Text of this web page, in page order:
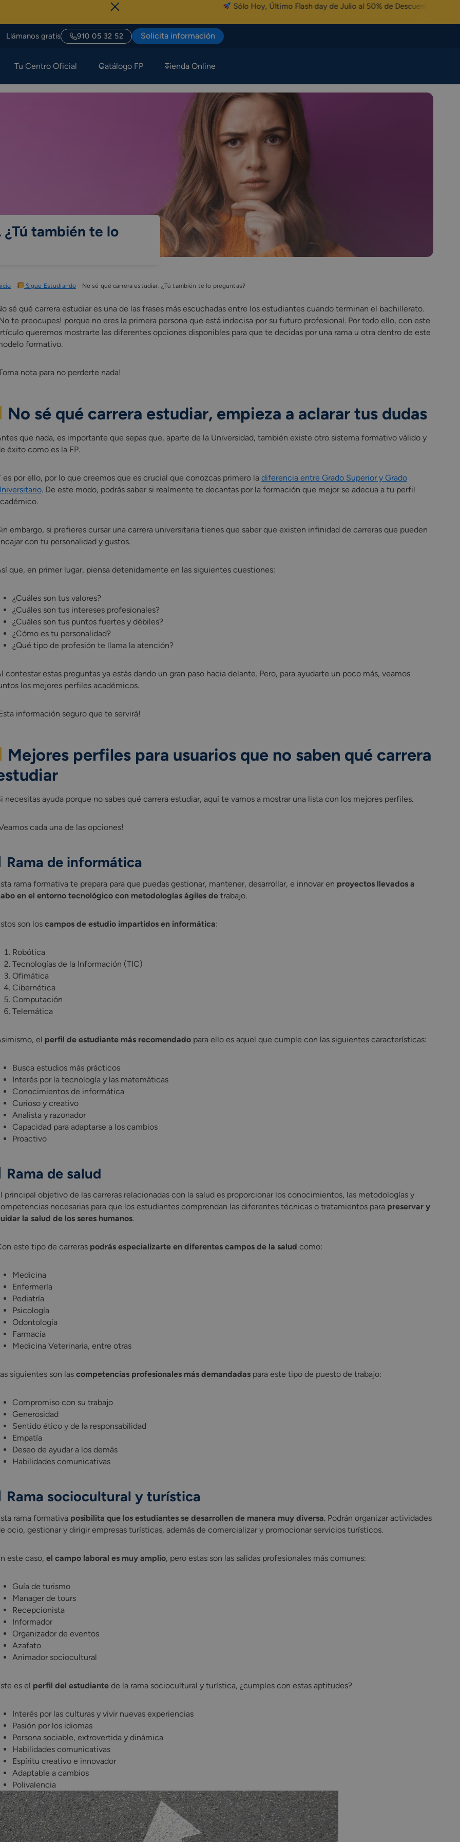
Sólo Hoy, Último Flash day de Julio al 50% de Descuento
Llámanos gratis 910 05 32 52 Solicita información
Tu Centro Oficial Catálogo FP Tienda Online
también te lo
- Sigue Estudiando - No sé qué carrera estudiar. ¿Tú también te lo preguntas?
sé qué carrera estudiar es una de las frases más escuchadas entre los estudiantes cuando terminan el bachillerato.
te preocupes! porque no eres la primera persona que está indecisa por su futuro profesional. Por todo ello, con este
queremos mostrarte las diferentes opciones disponibles para que te decidas por una rama u otra dentro de este
formativo.
nota para no perderte nada!
No sé qué carrera estudiar, empieza a aclarar tus dudas
que nada, es importante que sepas que, aparte de la Universidad, también existe otro sistema formativo válido y
éxito como es la FP.
es por ello, por lo que creemos que es crucial que conozcas primero la diferencia entre Grado Superior y Grado
. De este modo, podrás saber si realmente te decantas por la formación que mejor se adecua a tu perfil
embargo, si prefieres cursar una carrera universitaria tienes que saber que existen infinidad de carreras que pueden
con tu personalidad y gustos.
que, en primer lugar, piensa detenidamente en las siguientes cuestiones:
¿Cuáles son tus valores?
¿Cuáles son tus intereses profesionales?
¿Cuáles son tus puntos fuertes y débiles?
¿Cómo es tu personalidad?
¿Qué tipo de profesión te llama la atención?
contestar estas preguntas ya estás dando un gran paso hacia delante. Pero, para ayudarte un poco más, veamos
los mejores perfiles académicos.
información seguro que te servirá!
Mejores perfiles para usuarios que no saben qué carrera
necesitas ayuda porque no sabes qué carrera estudiar, aquí te vamos a mostrar una lista con los mejores perfiles.
cada una de las opciones!
Rama de informática
rama formativa te prepara para que puedas gestionar, mantener, desarrollar, e innovar en proyectos llevados a
en el entorno tecnológico con metodologías ágiles de trabajo.
son los campos de estudio impartidos en informática:
Robótica
Tecnologías de la Información (TIC)
Ofimática
Cibernética
Computación
Telemática
el perfil de estudiante más recomendadopara ello es aquel que cumple con las siguientes características:
Busca estudios más prácticos
Interés por la tecnología y las matemáticas
Conocimientos de informática
Curioso y creativo
Analista y razonador
Capacidad para adaptarse a los cambios
Proactivo
Rama de salud
principal objetivo de las carreras relacionadas con la salud es proporcionar los conocimientos, las metodologías y
necesarias para que los estudiantes comprendan las diferentes técnicas o tratamientos para preservar y
la salud de los seres humanos.
este tipo de carreras podrás especializarte en diferentes campos de la salud como:
Medicina
Enfermería
Pediatría
Psicología
Odontología
Farmacia
Medicina Veterinaria, entre otras
siguientes son las competencias profesionales más demandadaspara este tipo de puesto de trabajo:
Compromiso con su trabajo
Generosidad
Sentido ético y de la responsabilidad
Empatía
Deseo de ayudar a los demás
Habilidades comunicativas
Rama sociocultural y turística
rama formativa posibilita que los estudiantes se desarrollen de manera muy diversa. Podrán organizar actividades
ocio, gestionar y dirigir empresas turísticas, además de comercializar y promocionar servicios turísticos.
este caso, el campo laboral es muy amplio, pero estas son las salidas profesionales más comunes:
Guía de turismo
Manager de tours
Recepcionista
Informador
Organizador de eventos
Azafato
Animador sociocultural
es el perfil del estudiantede la rama sociocultural y turística, ¿cumples con estas aptitudes?
Interés por las culturas y vivir nuevas experiencias
Pasión por los idiomas
Persona sociable, extrovertida y dinámica
Habilidades comunicativas
Espíritu creativo e innovador
Adaptable a cambios
Polivalencia